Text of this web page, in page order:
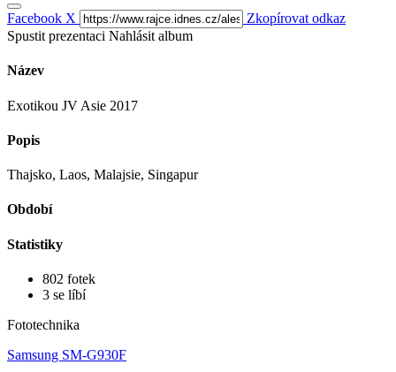
Facebook X
Zkopírovat odkaz
Spustit prezentaci Nahlásit album
Název
Exotikou JV Asie 2017
Popis
Thajsko, Laos, Malajsie, Singapur
Období
Statistiky
802 fotek
3 se líbí
Fototechnika
Samsung SM-G930F